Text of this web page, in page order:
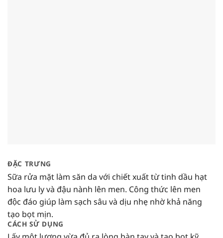
ĐẶC TRƯNG
Sữa rửa mặt làm săn da với chiết xuất từ tinh dầu hạt
hoa lưu ly và đậu nành lên men. Công thức lên men
độc đáo giúp làm sạch sâu và dịu nhẹ nhờ khả năng
tạo bọt mịn.
CÁCH SỬ DỤNG